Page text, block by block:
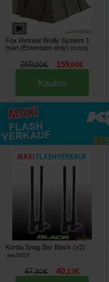
Fox Retreat Brolly System 1
man (Extension only)
[217915]
259,00€ 159,00€
Kaufen
Korda Snag Bar Black (x2)
[esc10157]
47,80€ 40,13€